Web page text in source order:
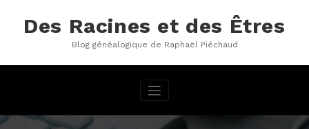
contenuDes Racines et des Êtres
Blog généalogique de Raphaël Piéchaud